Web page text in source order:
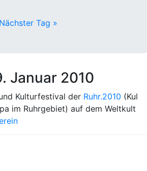
Nächster Tag »
Januar 2010
Kulturfestival der Ruhr.2010 (Kul
im Ruhrgebiet) auf dem Weltkult